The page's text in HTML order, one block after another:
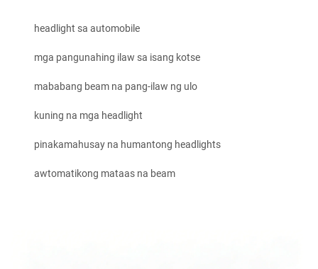
headlight sa automobile
mga pangunahing ilaw sa isang kotse
mababang beam na pang-ilaw ng ulo
kuning na mga headlight
pinakamahusay na humantong headlights
awtomatikong mataas na beam